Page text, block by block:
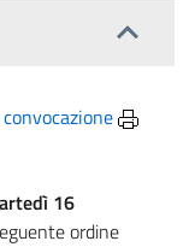
16
ordine